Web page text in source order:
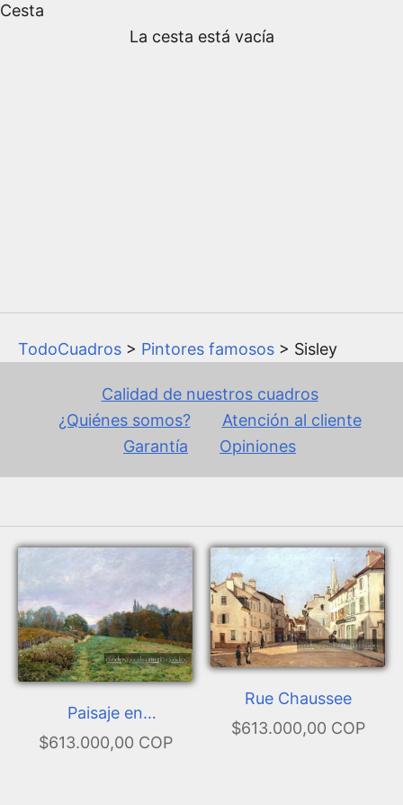
Cesta
La cesta está vacía
óleo
TodoCuadros > Pintores famosos > Sisley
Calidad de nuestros cuadros
¿Quiénes somos?
Atención al cliente
Garantía
Opiniones
Paisaje en
Louveciennes
$613.000,00 COP
Rue Chaussee
$613.000,00 COP